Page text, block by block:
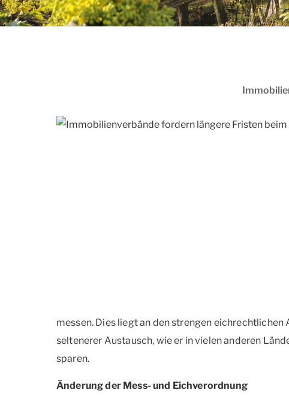
messen. Dies liegt an den strengen
seltenerer Austausch, wie er in vielen anderen
sparen.
Änderung der Mess- und Eichverordnung